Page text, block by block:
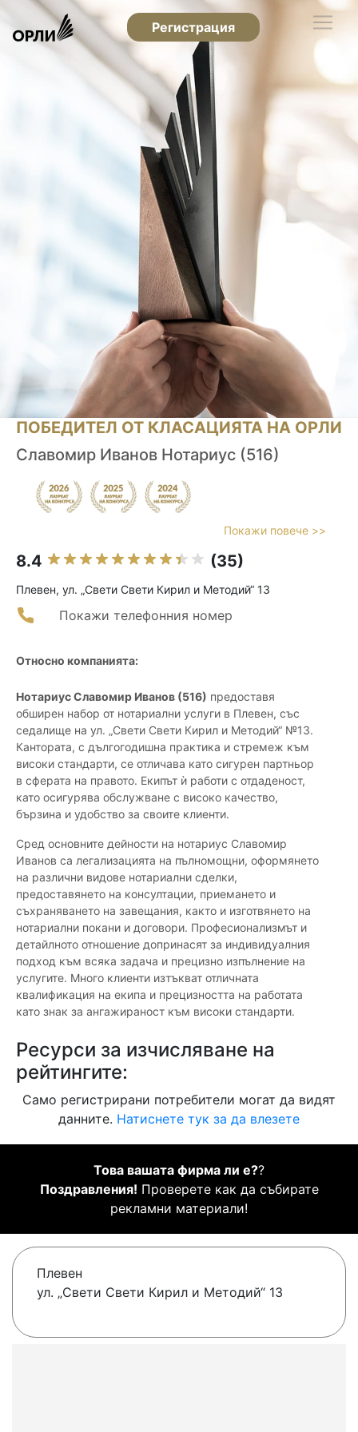
Регистрация
ПОБЕДИТЕЛ ОТ КЛАСАЦИЯТА НА ОРЛИ
Славомир Иванов Нотариус (516)
Покажи повече >>
8.4 (35)
Плевен, ул. „Свети Свети Кирил и Методий“ 13
Покажи телефонния номер
Относно компанията:
Нотариус Славомир Иванов (516) предоставя
обширен набор от нотариални услуги в Плевен, със
седалище на ул. „Свети Свети Кирил и Методий“ №13.
Кантората, с дългогодишна практика и стремеж към
високи стандарти, се отличава като сигурен партньор
в сферата на правото. Екипът ѝ работи с отдаденост,
като осигурява обслужване с високо качество,
бързина и удобство за своите клиенти.
Сред основните дейности на нотариус Славомир
Иванов са легализацията на пълномощни, оформянето
на различни видове нотариални сделки,
предоставянето на консултации, приемането и
съхраняването на завещания, както и изготвянето на
нотариални покани и договори. Професионализмът и
детайлното отношение допринасят за индивидуалния
подход към всяка задача и прецизно изпълнение на
услугите. Много клиенти изтъкват отличната
квалификация на екипа и прецизността на работата
като знак за ангажираност към високи стандарти.
Ресурси за изчисляване на
рейтингите:
Само регистрирани потребители могат да видят
данните. Натиснете тук за да влезете
Това вашата фирма ли е??
Поздравления! Проверете как да събирате
рекламни материали!
Плевен
ул. „Свети Свети Кирил и Методий“ 13